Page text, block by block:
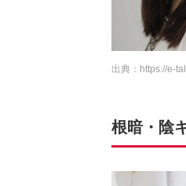
出典： https://e-
根暗・陰